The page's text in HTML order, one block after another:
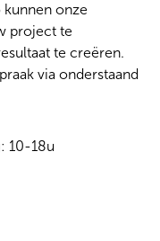
onze
project te
te creëren.
via onderstaand
10-18u